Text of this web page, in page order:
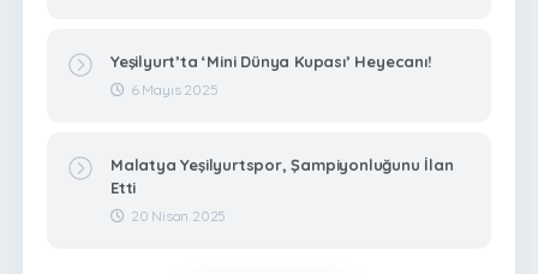
Yeşilyurt’ta ‘Mini Dünya Kupası’ Heyecanı!
6 Mayıs 2025
Malatya Yeşilyurtspor, Şampiyonluğunu İlan
Etti
20 Nisan 2025